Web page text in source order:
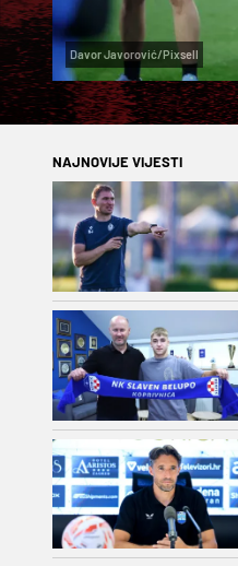
Davor Javorović/Pixsell
NAJNOVIJE VIJESTI